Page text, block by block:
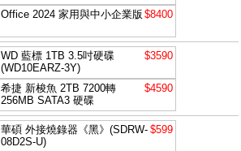
Office 2024 家用與中小企業版 $8400
WD 藍標 1TB 3.5吋硬碟
(WD10EARZ-3Y)
$3590
希捷 新梭魚 2TB 7200轉
256MB SATA3 硬碟
$4590
華碩 外接燒錄器《黑》(SDRW-
08D2S-U)
$599